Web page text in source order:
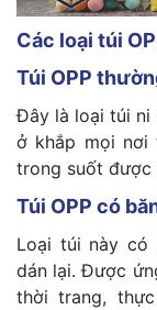
Các loại túi
Túi OPP
Đây là loại túi ni
ở khắp mọi
trong suốt được
Túi OPP có
Loại túi này có
dán lại. Được
thời trang,